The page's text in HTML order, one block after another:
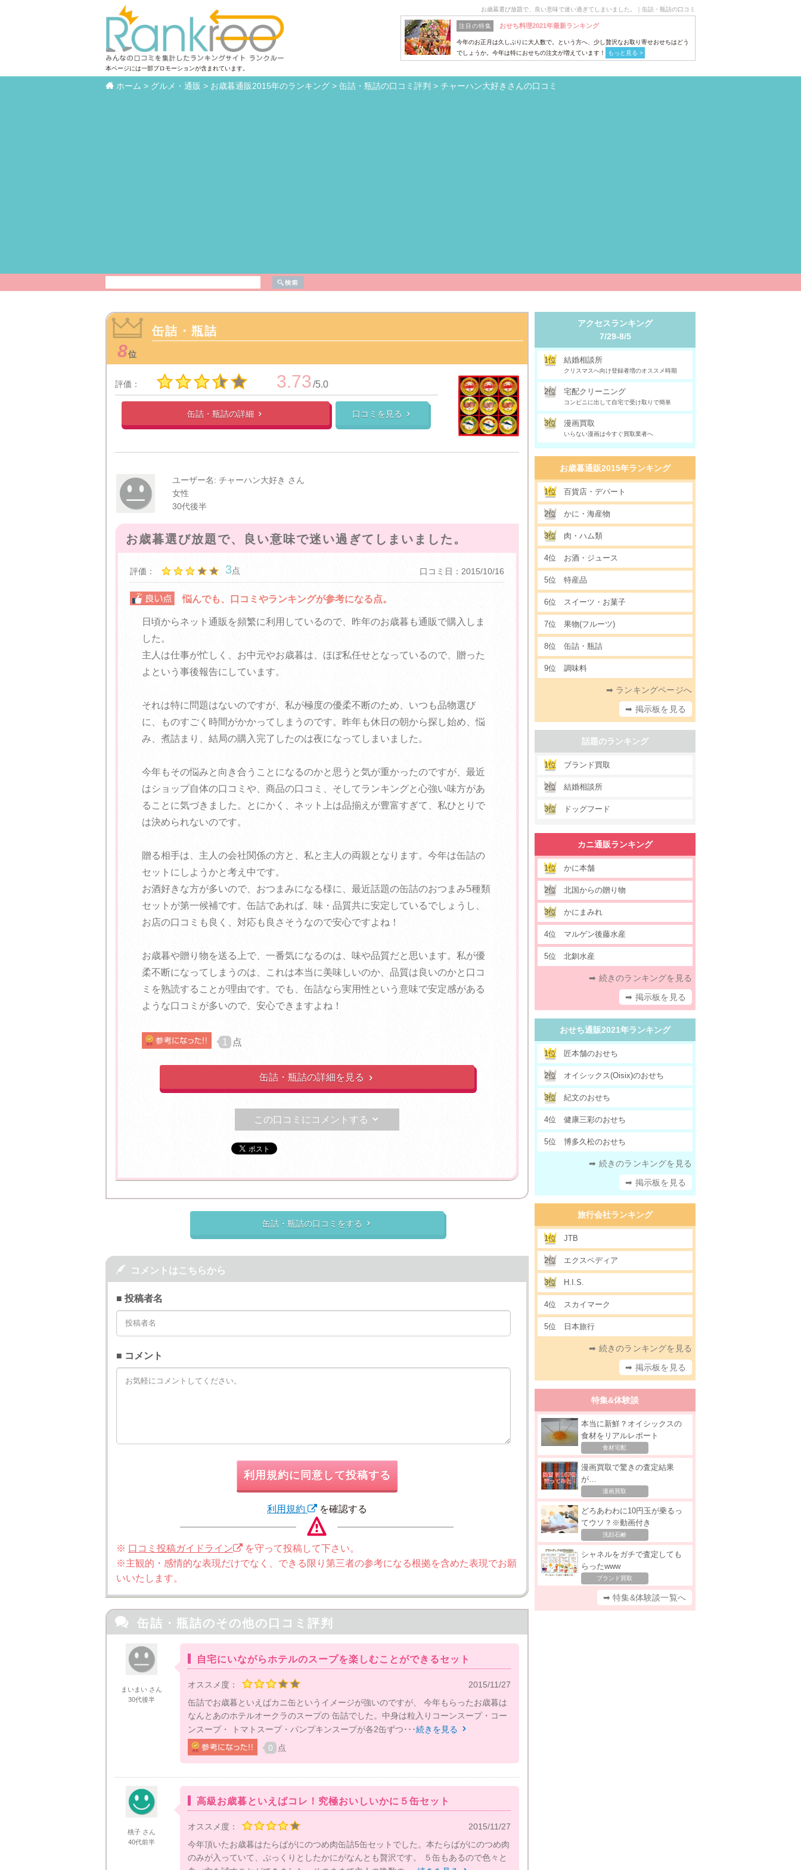
本ページには一部プロモーションが含まれています。
お歳暮選び放題で、良い意味で迷い過ぎてしまいました。｜缶詰・瓶詰の口コミ
注目の特集 おせち料理2021年最新ランキング
今年のお正月は久しぶりに大人数で。という方へ、少し贅沢なお取り寄せおせちはどう
でしょうか。今年は特におせちの注文が増えています！
もっと見る >
 ホーム > グルメ・通販 > お歳暮通販2015年のランキング > 缶詰・瓶詰の口コミ評判 > チャーハン大好きさんの口コミ
8位
缶詰・瓶詰
評価： 3.73/5.0
缶詰・瓶詰の詳細  口コミを見る 
ユーザー名: チャーハン大好き さん
女性
30代後半
お歳暮選び放題で、良い意味で迷い過ぎてしまいました。
評価： 3点 口コミ日：2015/10/16
悩んでも、口コミやランキングが参考になる点。
日頃からネット通販を頻繁に利用しているので、昨年のお歳暮も通販で購入しま
した。
主人は仕事が忙しく、お中元やお歳暮は、ほぼ私任せとなっているので、贈った
よという事後報告にしています。
それは特に問題はないのですが、私が極度の優柔不断のため、いつも品物選び
に、ものすごく時間がかかってしまうのです。昨年も休日の朝から探し始め、悩
み、煮詰まり、結局の購入完了したのは夜になってしまいました。
今年もその悩みと向き合うことになるのかと思うと気が重かったのですが、最近
はショップ自体の口コミや、商品の口コミ、そしてランキングと心強い味方があ
ることに気づきました。とにかく、ネット上は品揃えが豊富すぎて、私ひとりで
は決められないのです。
贈る相手は、主人の会社関係の方と、私と主人の両親となります。今年は缶詰の
セットにしようかと考え中です。
お酒好きな方が多いので、おつまみになる様に、最近話題の缶詰のおつまみ5種類
セットが第一候補です。缶詰であれば、味・品質共に安定しているでしょうし、
お店の口コミも良く、対応も良さそうなので安心ですよね！
お歳暮や贈り物を送る上で、一番気になるのは、味や品質だと思います。私が優
柔不断になってしまうのは、これは本当に美味しいのか、品質は良いのかと口コ
ミを熟読することが理由です。でも、缶詰なら実用性という意味で安定感がある
ような口コミが多いので、安心できますよね！
1 点
缶詰・瓶詰の詳細を見る 
この口コミにコメントする 
缶詰・瓶詰の口コミをする 
 コメントはこちらから
■ 投稿者名
■ コメント
利用規約に同意して投稿する
利用規約 を確認する
※ 口コミ投稿ガイドライン
を守って投稿して下さい。
※主観的・感情的な表現だけでなく、できる限り第三者の参考になる根拠を含めた表現でお願
いいたします。
缶詰・瓶詰のその他の口コミ評判
まいまい さん
30代後半
自宅にいながらホテルのスープを楽しむことができるセット
オススメ度：
2015/11/27
缶詰でお歳暮といえばカニ缶というイメージが強いのですが、 今年もらったお歳暮は
なんとあのホテルオークラのスープの 缶詰でした。中身は粒入りコーンスープ・コー
ンスープ・ トマトスープ・パンプキンスープが各2缶ずつ･･･続きを見る 
0 点
桃子 さん
40代前半
高級お歳暮といえばコレ！究極おいしいかに５缶セット
オススメ度：
2015/11/27
今年頂いたお歳暮はたらばがにのつめ肉缶詰5缶セットでした。本たらばがにのつめ肉
のみが入っていて、ぷっくりとしたかにがなんとも贅沢です。 ５缶もあるので色々と
アクセスランキング
7/29-8/5
1位 結婚相談所
クリスマスへ向け登録者増のオススメ時期
2位 宅配クリーニング
コンビニに出して自宅で受け取りで簡単
3位 漫画買取
いらない漫画は今すぐ買取業者へ
お歳暮通販2015年ランキング
1位 百貨店・デパート
2位 かに・海産物
3位 肉・ハム類
4位 お酒・ジュース
5位 特産品
6位 スイーツ・お菓子
7位 果物(フルーツ)
8位 缶詰・瓶詰
9位 調味料
➡ ランキングページへ
➡ 掲示板を見る
話題のランキング
1位 ブランド買取
2位 結婚相談所
3位 ドッグフード
カニ通販ランキング
1位 かに本舗
2位 北国からの贈り物
3位 かにまみれ
4位 マルゲン後藤水産
5位 北釧水産
➡ 続きのランキングを見る
➡ 掲示板を見る
おせち通販2021年ランキング
1位 匠本舗のおせち
2位 オイシックス(Oisix)のおせち
3位 紀文のおせち
4位 健康三彩のおせち
5位 博多久松のおせち
➡ 続きのランキングを見る
➡ 掲示板を見る
旅行会社ランキング
1位 JTB
2位 エクスペディア
3位 H.I.S.
4位 スカイマーク
5位 日本旅行
➡ 続きのランキングを見る
➡ 掲示板を見る
特集&体験談
本当に新鮮？オイシックスの
食材をリアルレポート
食材宅配
漫画買取で驚きの査定結果
が…
漫画買取
どろあわわに10円玉が乗るっ
てウソ？※動画付き
洗顔石鹸
シャネルをガチで査定しても
らったwww
ブランド買取
➡ 特集&体験談一覧へ